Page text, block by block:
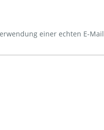
einer echten E-